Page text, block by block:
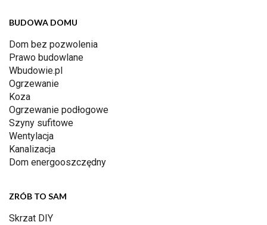
BUDOWA DOMU
Dom bez pozwolenia
Prawo budowlane
Wbudowie.pl
Ogrzewanie
Koza
Ogrzewanie podłogowe
Szyny sufitowe
Wentylacja
Kanalizacja
Dom energooszczędny
ZRÓB TO SAM
Skrzat DIY